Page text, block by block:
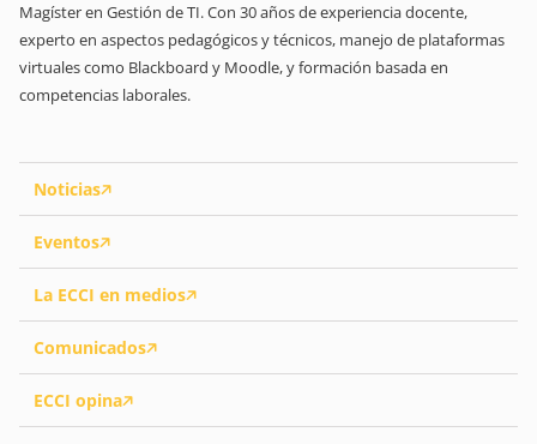
Noticias
Eventos
La ECCI en medios
Comunicados
ECCI opina
Magíster en Gestión de TI. Con 30 años de experiencia docente,
experto en aspectos pedagógicos y técnicos, manejo de plataformas
virtuales como Blackboard y Moodle, y formación basada en
competencias laborales.